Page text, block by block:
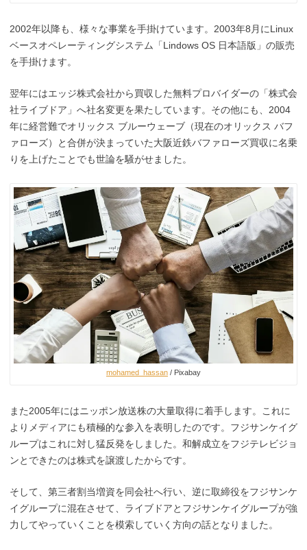
2002年以降も、様々な事業を手掛けています。2003年8月にLinux
ベースオペレーティングシステム「Lindows OS 日本語版」 の販売
を手掛けます。
翌年にはエッジ株式会社から買収した無料プロバイダーの「株式会
社ライブドア」へ社名変更を果たしています。その他にも、2004
年に経営難でオリックス ブルーウェーブ（現在のオリックス バフ
ァローズ）と合併が決まっていた大阪近鉄バファローズ買収に名乗
りを上げたことでも世論を騒がせました。
mohamed_hassan / Pixabay
また2005年にはニッポン放送株の大量取得に着手します。これに
よりメディアにも積極的な参入を表明したのです。フジサンケイグ
ループはこれに対し猛反発をしました。 和解成立をフジテレビジョ
ンとできたのは株式を譲渡したからです。
そして、第三者割当増資を同会社へ行い、逆に取締役をフジサンケ
イグループに混在させて、 ライブドアとフジサンケイグループが強
力してやっていくことを模索していく方向の話となりました。